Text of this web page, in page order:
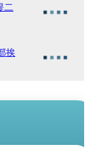
二
挨